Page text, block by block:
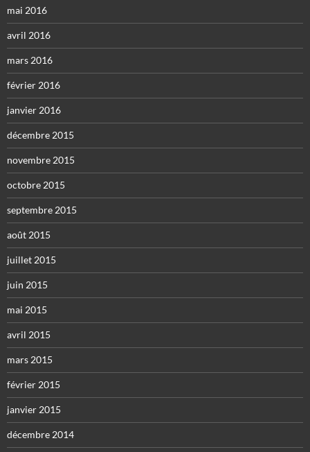
mai 2016
avril 2016
mars 2016
février 2016
janvier 2016
décembre 2015
novembre 2015
octobre 2015
septembre 2015
août 2015
juillet 2015
juin 2015
mai 2015
avril 2015
mars 2015
février 2015
janvier 2015
décembre 2014